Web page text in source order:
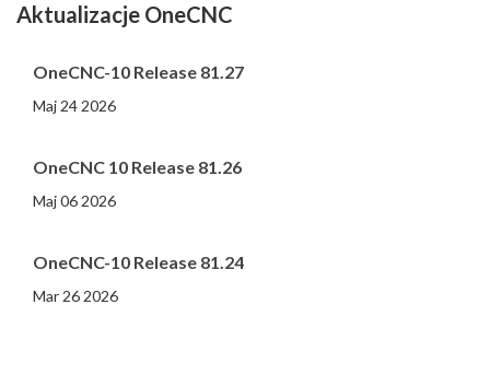
Aktualizacje OneCNC
OneCNC-10 Release 81.27
Maj 24 2026
OneCNC 10 Release 81.26
Maj 06 2026
OneCNC-10 Release 81.24
Mar 26 2026